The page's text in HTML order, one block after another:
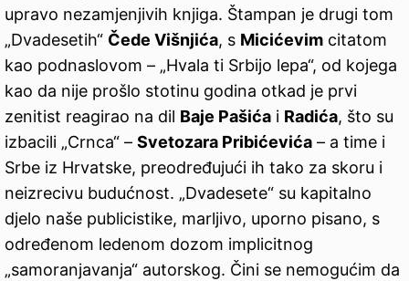
upravo nezamjenjivih knjiga. Štampan je drugi tom
„Dvadesetih“ Čede Višnjića, s Micićevim citatom
kao podnaslovom – „Hvala ti Srbijo lepa“, od kojega
kao da nije prošlo stotinu godina otkad je prvi
zenitist reagirao na dil Baje Pašića i Radića, što su
izbacili „Crnca“ – Svetozara Pribićevića – a time i
Srbe iz Hrvatske, preodređujući ih tako za skoru i
neizrecivu budućnost. „Dvadesete“ su kapitalno
djelo naše publicistike, marljivo, uporno pisano, s
određenom ledenom dozom implicitnog
„samoranjavanja“ autorskog. Čini se nemogućim da